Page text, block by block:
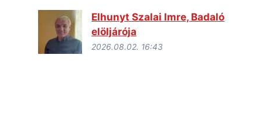
Elhunyt Szalai Imre, Badaló
elöljárója
2026.08.02. 16:43